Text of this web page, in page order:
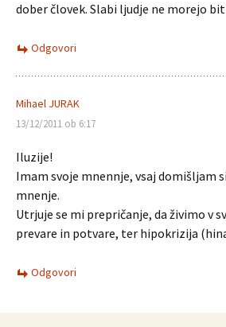
dober človek. Slabi ljudje ne morejo
Odgovori
Mihael JURAK
13/12/2011 ob 6:17
Iluzije!
Imam svoje mnennje, vsaj domišljam
mnenje.
Utrjuje se mi prepričanje, da živimo v
prevare in potvare, ter hipokrizija
Odgovori